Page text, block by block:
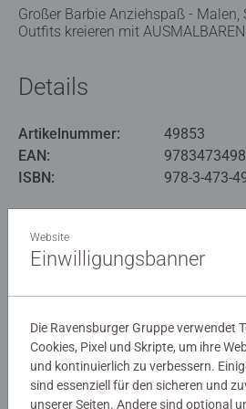
Großer Barbie Anziehspaß -
Outfits kreieren mit
Details
Artikelnummer:
49853
EAN:
ISBN:
978-3-473-
Ähnliche Produkte
Noch keine
abgegeben
Website
Einwilligungsbanner
Die Ravensburger Gruppe verwendet
Cookies, Pixel und Skripte, um ihre
und kontinuierlich zu verbessern.
sind essenziell für den sicheren und
unserer Seiten. Andere sind optional